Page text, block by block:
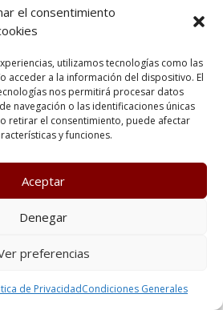
el consentimiento
utilizamos tecnologías como las
acceder a la información del dispositivo. El
nos permitirá procesar datos
navegación o las identificaciones únicas
retirar el consentimiento, puede afectar
y funciones.
Aceptar
Denegar
preferencias
de PrivacidadCondiciones Generales